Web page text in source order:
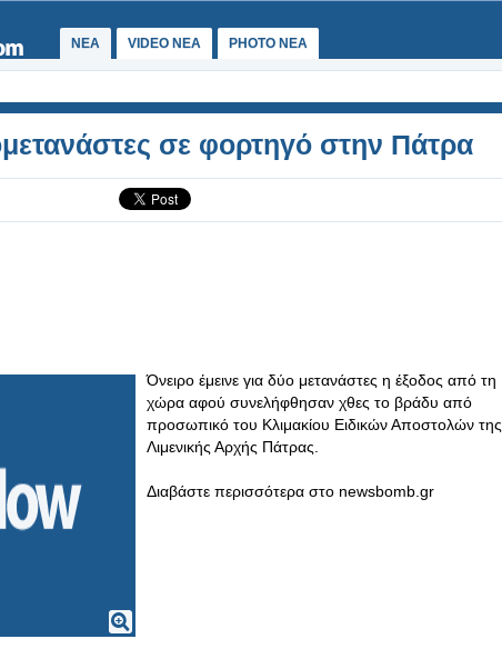
ΝΕΑ VIDEO NEA PHOTO NEA
σε φορτηγό στην Πάτρα
Όνειρο έμεινε για δύο μετανάστες η έξοδος από τη
χώρα αφού συνελήφθησαν χθες το βράδυ από
προσωπικό του Κλιμακίου Ειδικών Αποστολών της
Λιμενικής Αρχής Πάτρας.
Διαβάστε περισσότερα στο newsbomb.gr